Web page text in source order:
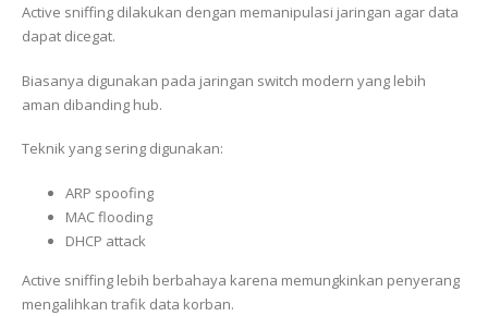
Active sniffing dilakukan dengan memanipulasi jaringan agar data
dapat dicegat.
Biasanya digunakan pada jaringan switch modern yang lebih
aman dibanding hub.
Teknik yang sering digunakan:
ARP spoofing
MAC flooding
DHCP attack
Active sniffing lebih berbahaya karena memungkinkan penyerang
mengalihkan trafik data korban.